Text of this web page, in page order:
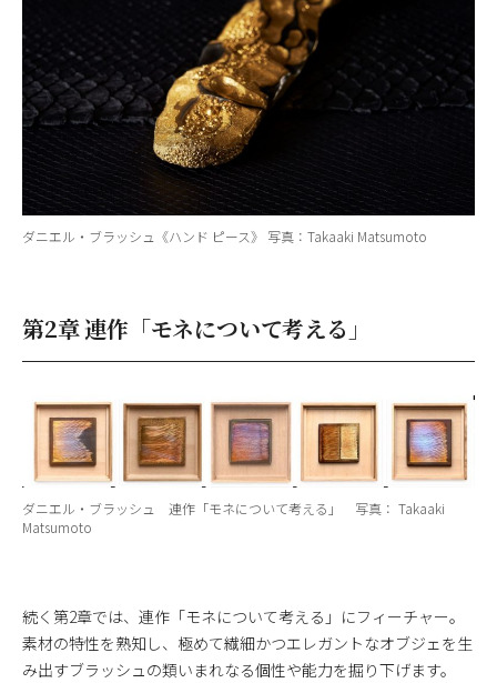
ダニエル・ブラッシュ《ハンド ピース》 写真：Takaaki Matsumoto
第2章 連作「モネについて考える」
ダニエル・ブラッシュ 連作「モネについて考える」 写真： Takaaki
Matsumoto
続く第2章では、連作「モネについて考える」にフィーチャー。
素材の特性を熟知し、極めて繊細かつエレガントなオブジェを生
み出すブラッシュの類いまれなる個性や能力を掘り下げます。